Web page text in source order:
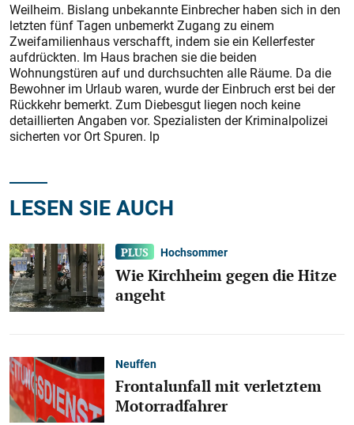
Weilheim. Bislang unbekannte Einbrecher haben sich in den
letzten fünf Tagen unbemerkt Zugang zu einem
Zweifamilienhaus verschafft, indem sie ein Kellerfester
aufdrückten. Im Haus brachen sie die beiden
Wohnungstüren auf und durchsuchten alle Räume. Da die
Bewohner im Urlaub waren, wurde der Einbruch erst bei der
Rückkehr bemerkt. Zum Diebesgut liegen noch keine
detaillierten Angaben vor. Spezialisten der Kriminalpolizei
sicherten vor Ort Spuren. lp
LESEN SIE AUCH
Hochsommer
Wie Kirchheim gegen die Hitze
angeht
Neuffen
Frontalunfall mit verletztem
Motorradfahrer